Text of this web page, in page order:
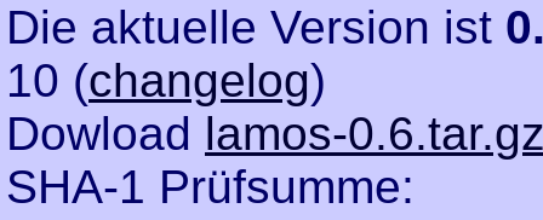
Die aktuelle Version ist
10 (changelog)
Dowload lamos-
SHA-1 Prüfsumme: